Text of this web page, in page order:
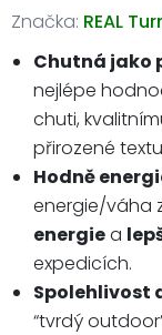
Značka: REAL
Chutná jako
nejlépe
chuti,
přirozené
Hodně
energie/váha
energiea
expedicích.
Spolehlivost
“tvrdý